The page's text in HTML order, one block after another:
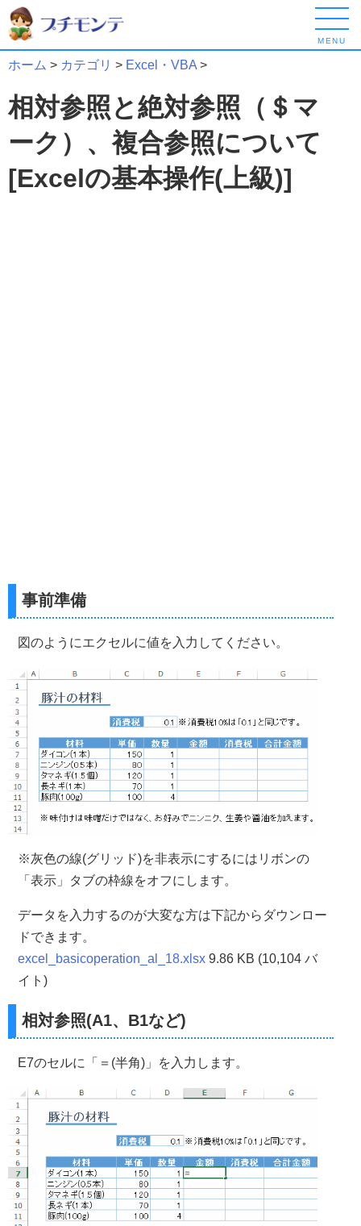
MENU
ホーム > カテゴリ > Excel・VBA>
相対参照と絶対参照（＄マ
ーク）、複合参照について
[Excelの基本操作(上級)]
事前準備
図のようにエクセルに値を入力してください。
※灰色の線(グリッド)を非表示にするにはリボンの
「表示」タブの枠線をオフにします。
データを入力するのが大変な方は下記からダウンロー
ドできます。
excel_basicoperation_al_18.xlsx 9.86 KB (10,104 バ
イト)
相対参照(A1、B1など)
E7のセルに「＝(半角)」を入力します。